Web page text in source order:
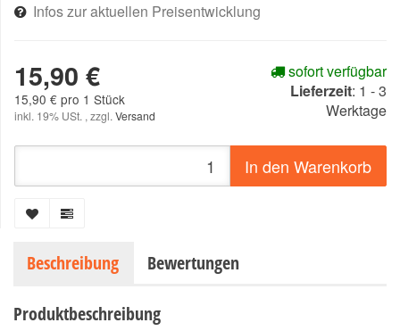
Infos zur aktuellen Preisentwicklung
15,90 €
15,90 € pro 1 Stück
inkl. 19% USt. , zzgl. Versand
sofort verfügbar
Lieferzeit: 1 - 3
Werktage
In den Warenkorb
Beschreibung Bewertungen
Produktbeschreibung